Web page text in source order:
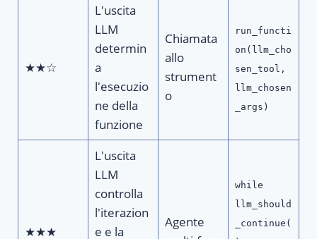
★★☆
L'uscita
LLM
determin
a
l'esecuzio
ne della
funzione
Chiamata
allo
strument
o
run_functi
on(llm_cho
sen_tool,
llm_chosen
_args)
★★★
L'uscita
LLM
controlla
l'iterazion
e e la
Agente
while
llm_should
_continue(